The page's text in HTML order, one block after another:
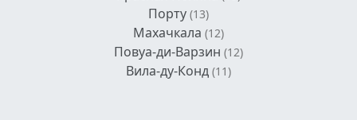
Порту (13)
Махачкала (12)
Повуа-ди-Варзин (12)
Вила-ду-Конд (11)